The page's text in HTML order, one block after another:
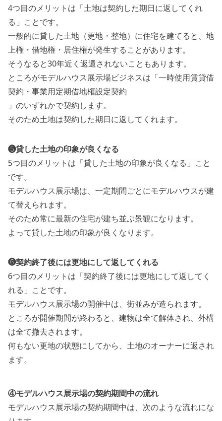
4つ目のメリットは「土地は契約した期日に返してくれ
る」ことです。
一般的に貸した土地（更地・整地）に住宅を建てると、地
上権・借地権・居住権が発生することがあります。
そうなると30年近く返還されないこともあります。
ところがモデルハウス展示場ビジネスは「一時使用賃貸借
契約・事業用定期借地権設定契約
」のいずれかで契約します。
そのため土地は契約した期日に返してくれます。
❺貸した土地の印象が良くなる
5つ目のメリットは「貸した土地の印象が良くなる」こと
です。
モデルハウス展示場は、一定期間ごとにモデルハウスが建
て替えられます。
そのため常に最新の住宅が建ち並ぶ景観になります。
よって貸した土地の印象が良くなります。
❻契約終了後には更地にして返してくれる
6つ目のメリットは「契約終了後には更地にして返してく
れる」ことです。
モデルハウス展示場の開催中は、街並みが造られます。
ところが開催期間が終わると、建物は全て解体され、外構
は全て撤去されます。
何もない更地の状態にしてから、土地のオーナーに返され
ます。
④モデルハウス展示場の契約期間中の流れ
モデルハウス展示場の契約期間中は、次のような流れにな